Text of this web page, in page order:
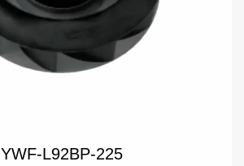
YWF-L92BP-225